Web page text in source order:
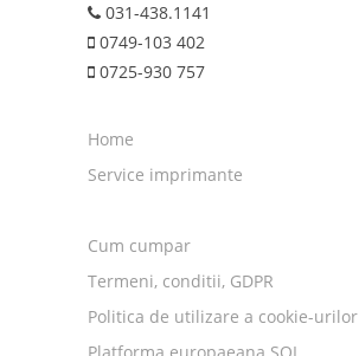
031-438.1141
0749-103 402
0725-930 757
Home
Service imprimante
Cum cumpar
Termeni, conditii, GDPR
Politica de utilizare a cookie-urilor